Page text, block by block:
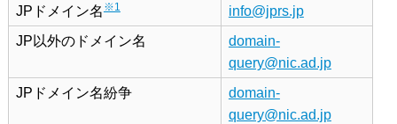
JPドメイン名※1
info@jprs.jp
JP以外のドメイン名
domain-
query@nic.ad.jp
JPドメイン名紛争
domain-
query@nic.ad.jp